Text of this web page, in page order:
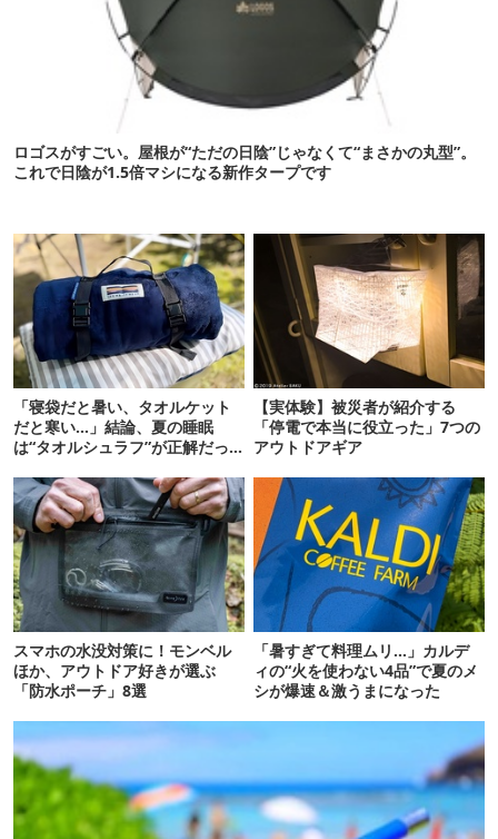
ロゴスがすごい。屋根が“ただの日陰”じゃなくて“まさかの丸型”。
これで日陰が1.5倍マシになる新作タープです
「寝袋だと暑い、タオルケット
だと寒い…」結論、夏の睡眠
は“タオルシュラフ”が正解だっ
【実体験】被災者が紹介する
「停電で本当に役立った」7つの
アウトドアギア
スマホの水没対策に！モンベル
ほか、アウトドア好きが選ぶ
「防水ポーチ」8選
「暑すぎて料理ムリ…」カルデ
ィの“火を使わない4品”で夏のメ
シが爆速＆激うまになった